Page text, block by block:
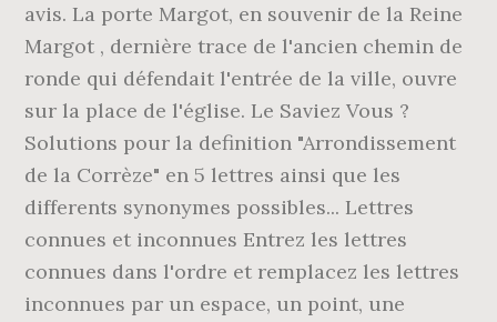
avis. La porte Margot, en souvenir de la Reine
Margot , dernière trace de l'ancien chemin de
ronde qui défendait l'entrée de la ville, ouvre
sur la place de l'église. Le Saviez Vous ?
Solutions pour la definition "Arrondissement
de la Corrèze" en 5 lettres ainsi que les
differents synonymes possibles... Lettres
connues et inconnues Entrez les lettres
connues dans l'ordre et remplacez les lettres
inconnues par un espace, un point, une